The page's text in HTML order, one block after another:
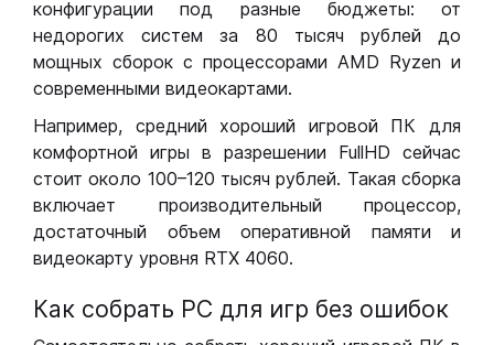
конфигурации под разные бюджеты: от
недорогих систем за 80 тысяч рублей до
мощных сборок с процессорами AMD Ryzen и
современными видеокартами.
Например, средний хороший игровой ПК для
комфортной игры в разрешении FullHD сейчас
стоит около 100–120 тысяч рублей. Такая сборка
включает производительный процессор,
достаточный объем оперативной памяти и
видеокарту уровня RTX 4060.
Как собрать РС для игр без ошибок